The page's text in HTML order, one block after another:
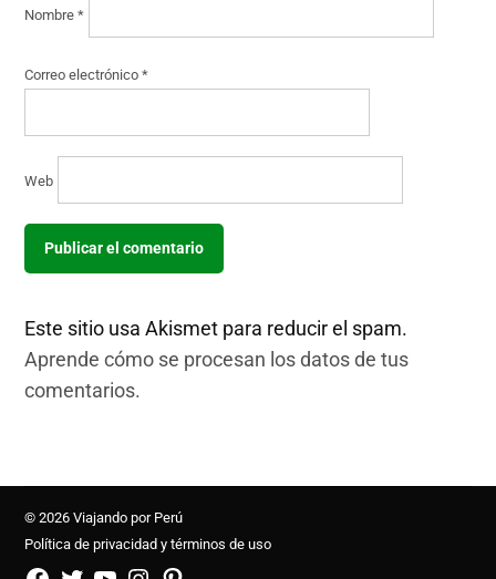
Nombre*
Correo electrónico*
Web
Este sitio usa Akismet para reducir el spam.
Aprende cómo se procesan los datos de tus
comentarios.
© 2026 Viajando por Perú
Política de privacidad y términos de uso
FB
TW YouTubeInstagramPinterest